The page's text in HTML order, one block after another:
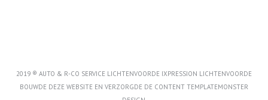
2019 ® AUTO & R-CO SERVICE LICHTENVOORDE IXPRESSION LICHTENVOORDE
BOUWDE DEZE WEBSITE EN VERZORGDE DE CONTENT TEMPLATEMONSTER